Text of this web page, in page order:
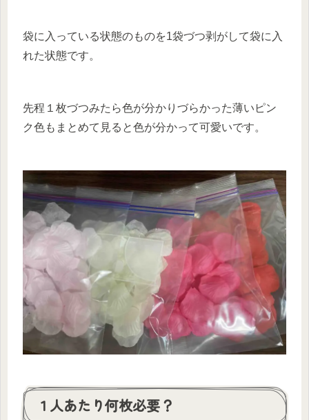
袋に入っている状態のものを1袋づつ剥がして袋に入
れた状態です。
先程１枚づつみたら色が分かりづらかった薄いピン
ク色もまとめて見ると色が分かって可愛いです。
１人あたり何枚必要？